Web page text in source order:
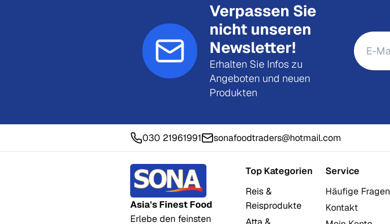
Verpassen Sie
nicht unseren
Newsletter!
Erhalten Sie Infos zu
Angeboten und neuen
Produkten
030 21961991 sonafoodtraders@hotmail.com
Asia's Finest Food
Erlebe den feinsten
Top Kategorien
Reis &
Reisprodukte
Atta &
Service
Häufige Fragen
Kontakt